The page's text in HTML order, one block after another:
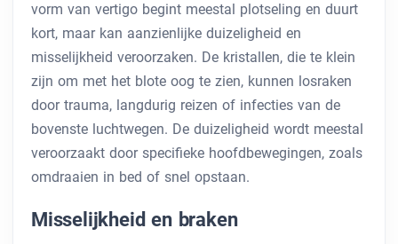
vorm van vertigo begint meestal plotseling en duurt
kort, maar kan aanzienlijke duizeligheid en
misselijkheid veroorzaken. De kristallen, die te klein
zijn om met het blote oog te zien, kunnen losraken
door trauma, langdurig reizen of infecties van de
bovenste luchtwegen. De duizeligheid wordt meestal
veroorzaakt door specifieke hoofdbewegingen, zoals
omdraaien in bed of snel opstaan.
Misselijkheid en braken